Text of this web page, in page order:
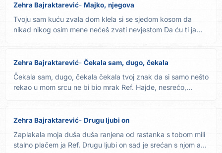
Zehra Bajraktarević Majko, njegova
Tvoju sam kuću zvala dom klela si se sjedom kosom da
nikad nikog osim mene nećeš zvati nevjestom Da ću ti ja
Zehra Bajraktarević Čekala sam, dugo, čekala
Čekala sam, dugo, čekala čekala tvoj znak da si samo nešto
rekao u mom srcu ne bi bio mrak Ref. Hajde, nesrećo,
Zehra Bajraktarević Drugu ljubi on
Zaplakala moja duša duša ranjena od rastanka s tobom mili
stalno plačem ja Ref. Drugu ljubi on sad je srećan s njom a...